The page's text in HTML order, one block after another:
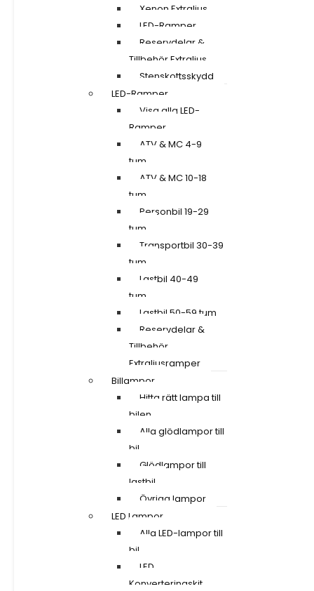
Xenon Extraljus
LED-Ramper
Reservdelar &
Tillbehör Extraljus
Stenskottsskydd
LED-Ramper
Visa alla LED-
Ramper
ATV & MC 4-9
tum
ATV & MC 10-18
tum
Personbil 19-29
tum
Transportbil 30-39
tum
Lastbil 40-49
tum
Lastbil 50-59 tum
Reservdelar &
Tillbehör
Extraljusramper
Billampor
Hitta rätt lampa till
bilen
Alla glödlampor till
bil
Glödlampor till
lastbil
Övriga lampor
LED Lampor
Alla LED-lampor till
bil
LED
Konverteringskit